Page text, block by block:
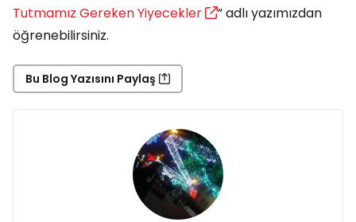
Tutmamız Gereken Yiyecekler
” adlı yazımızdan
öğrenebilirsiniz.
Bu Blog Yazısını Paylaş